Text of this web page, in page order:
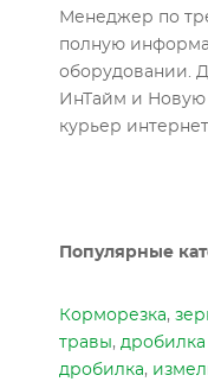
Менеджер по
полную
оборудовании.
ИнТайм и Новую
курьер
Популярные
Корморезка,
травы, дробилка
дробилка,